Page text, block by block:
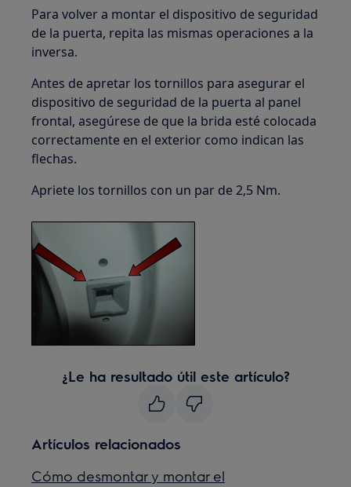
Para volver a montar el dispositivo de seguridad
de la puerta, repita las mismas operaciones a la
inversa.
Antes de apretar los tornillos para asegurar el
dispositivo de seguridad de la puerta al panel
frontal, asegúrese de que la brida esté colocada
correctamente en el exterior como indican las
flechas.
Apriete los tornillos con un par de 2,5 Nm.
¿Le ha resultado útil este artículo?
Artículos relacionados
Cómo desmontar y montar el